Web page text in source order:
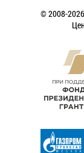
© 2008-